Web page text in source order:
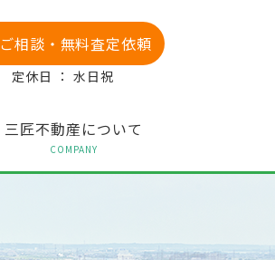
ご相談・無料査定依頼
定休日 ： 水日祝
三匠不動産について
COMPANY